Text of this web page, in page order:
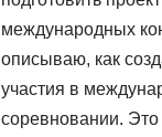
международных
описываю, как
участия в
соревновании. Это